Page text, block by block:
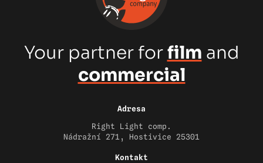
Your partner forfilm and
commercial
Adresa
Right Light comp.
Nádražní 271, Hostivice 25301
Kontakt